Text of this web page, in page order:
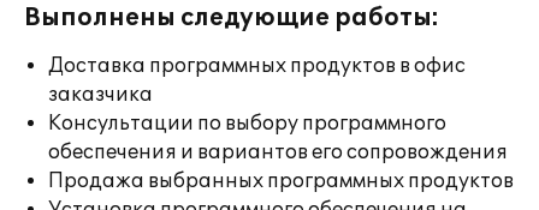
Выполнены следующие работы:
Доставка программных продуктов в офис
заказчика
Консультации по выбору программного
обеспечения и вариантов его сопровождения
Продажа выбранных программных продуктов